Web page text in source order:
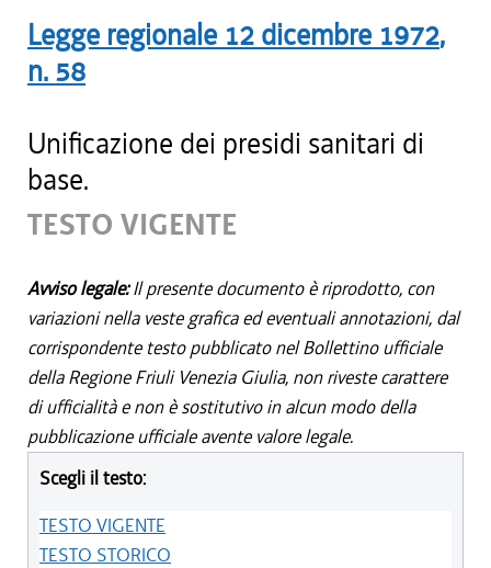
Legge regionale 12 dicembre 1972,
n. 58
Unificazione dei presidi sanitari di
base.
TESTO VIGENTE
Avviso legale:Il presente documento è riprodotto, con
variazioni nella veste grafica ed eventuali annotazioni, dal
corrispondente testo pubblicato nel Bollettino ufficiale
della Regione Friuli Venezia Giulia, non riveste carattere
di ufficialità e non è sostitutivo in alcun modo della
pubblicazione ufficiale avente valore legale.
Scegli il testo:
TESTO VIGENTE
TESTO STORICO